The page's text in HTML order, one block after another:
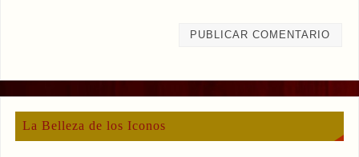
La Belleza de los Iconos